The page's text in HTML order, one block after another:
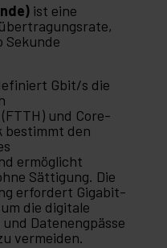
ist eine
Sekunde
Gbit/s die
und Core-
bestimmt den
ermöglicht
Sättigung. Die
erfordert Gigabit-
die digitale
Datenengpässe
vermeiden.